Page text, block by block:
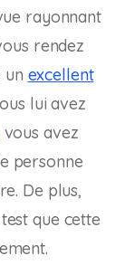
rayonnant
rendez
un excellent
lui avez
vous avez
personne
De plus,
que cette